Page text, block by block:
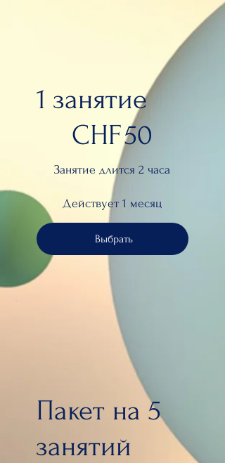
1 занятие
CHF50
Занятие длится 2 часа
Действует 1 месяц
Выбрать
Пакет на 5
занятий